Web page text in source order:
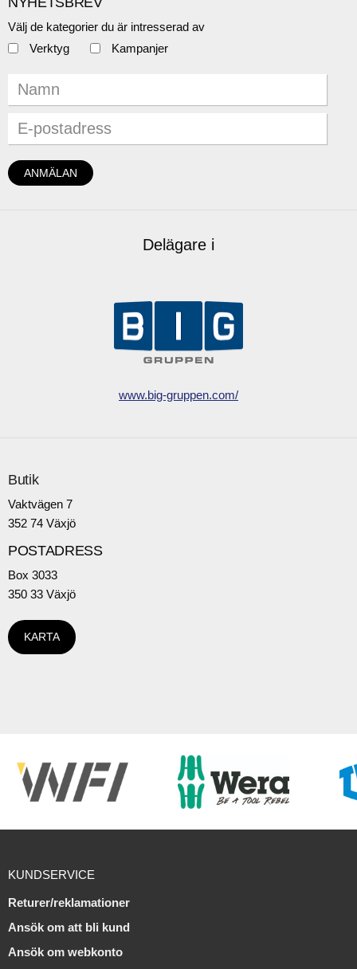
Välj de kategorier du är intresserad av
Verktyg
Kampanjer
Delägare i
www.big-gruppen.com/
Butik
Vaktvägen 7
352 74 Växjö
POSTADRESS
Box 3033
350 33 Växjö
KARTA
KUNDSERVICE
Returer/reklamationer
Ansök om att bli kund
Ansök om webkonto